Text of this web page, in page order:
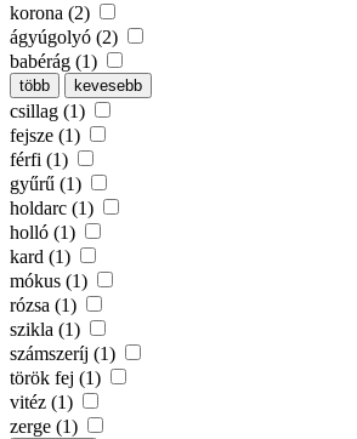
korona (2)
ágyúgolyó (2)
babérág (1)
több kevesebb
csillag (1)
fejsze (1)
férfi (1)
gyűrű (1)
holdarc (1)
holló (1)
kard (1)
mókus (1)
rózsa (1)
szikla (1)
számszeríj (1)
török fej (1)
vitéz (1)
zerge (1)